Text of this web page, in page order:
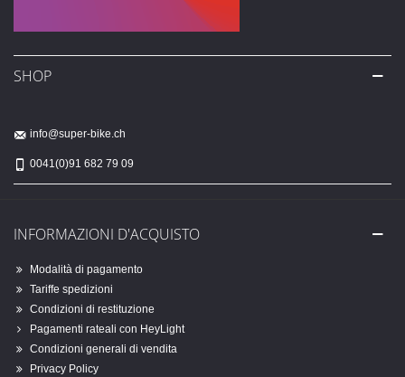
SHOP
info@super-bike.ch
0041(0)91 682 79 09
INFORMAZIONI D'ACQUISTO
Modalità di pagamento
Tariffe spedizioni
Condizioni di restituzione
Pagamenti rateali con HeyLight
Condizioni generali di vendita
Privacy Policy